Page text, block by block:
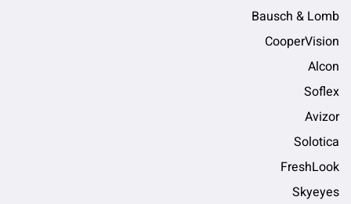
Bausch & Lomb
CooperVision
Alcon
Soflex
Avizor
Solotica
FreshLook
Skyeyes